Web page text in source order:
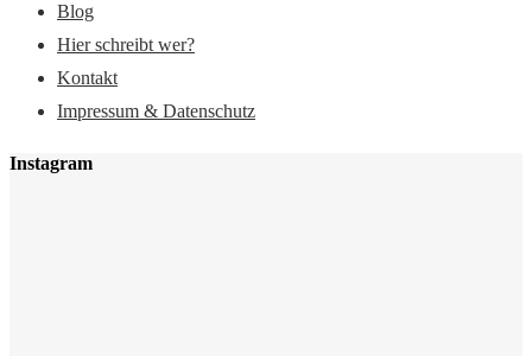
Blog
Hier schreibt wer?
Kontakt
Impressum & Datenschutz
Instagram